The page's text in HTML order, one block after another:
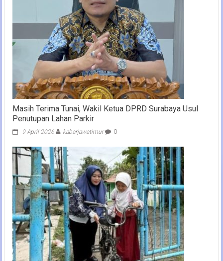
Masih Terima Tunai, Wakil Ketua DPRD Surabaya Usul
Penutupan Lahan Parkir
9 April 2026 kabarjawatimur 0